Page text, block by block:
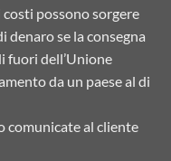
costi possono sorgere
denaro se la consegna
fuori dell’Unione
da un paese al di
comunicate al cliente